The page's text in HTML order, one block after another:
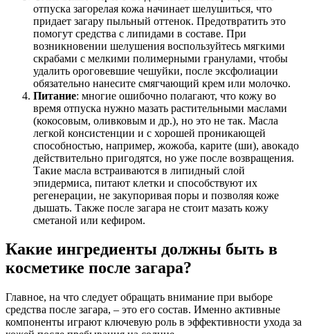
отпуска загорелая кожа начинает шелушиться, что
придает загару пыльный оттенок. Предотвратить это
помогут средства с липидами в составе. При
возникновении шелушения воспользуйтесь мягкими
скрабами с мелкими полимерными гранулами, чтобы
удалить ороговевшие чешуйки, после эксфолиации
обязательно нанесите смягчающий крем или молочко.
Питание: многие ошибочно полагают, что кожу во
время отпуска нужно мазать растительными маслами
(кокосовым, оливковым и др.), но это не так. Масла
легкой консистенции и с хорошей проникающей
способностью, например, жожоба, карите (ши), авокадо
действительно пригодятся, но уже после возвращения.
Такие масла встраиваются в липидный слой
эпидермиса, питают клетки и способствуют их
регенерации, не закупоривая поры и позволяя коже
дышать. Также после загара не стоит мазать кожу
сметаной или кефиром.
Какие ингредиенты должны быть в
косметике после загара?
Главное, на что следует обращать внимание при выборе
средства после загара, – это его состав. Именно активные
компоненты играют ключевую роль в эффективности ухода за